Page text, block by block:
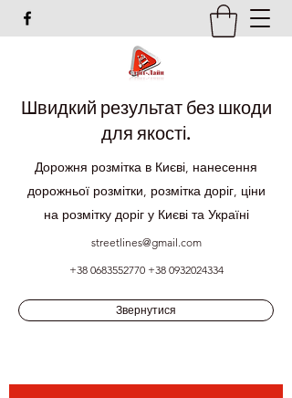
Швидкий результат без шкоди
для якості.
Дорожня розмітка в Києві, нанесення
дорожньої розмітки, розмітка доріг, ціни
на розмітку доріг у Києві та Україні
streetlines@gmail.com
+38 0683552770 +38 0932024334
Звернутися